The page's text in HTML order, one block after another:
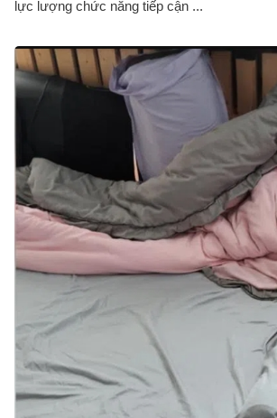
lực lượng chức năng tiếp cận ...